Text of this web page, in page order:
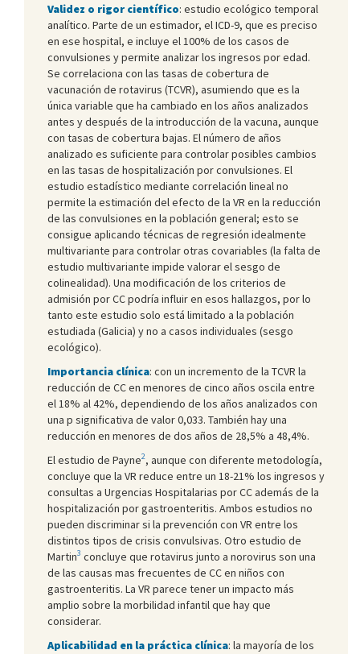
Validez o rigor científico: estudio ecológico temporal
analítico. Parte de un estimador, el ICD-9, que es preciso
en ese hospital, e incluye el 100% de los casos de
convulsiones y permite analizar los ingresos por edad.
Se correlaciona con las tasas de cobertura de
vacunación de rotavirus (TCVR), asumiendo que es la
única variable que ha cambiado en los años analizados
antes y después de la introducción de la vacuna, aunque
con tasas de cobertura bajas. El número de años
analizado es suficiente para controlar posibles cambios
en las tasas de hospitalización por convulsiones. El
estudio estadístico mediante correlación lineal no
permite la estimación del efecto de la VR en la reducción
de las convulsiones en la población general; esto se
consigue aplicando técnicas de regresión idealmente
multivariante para controlar otras covariables (la falta de
estudio multivariante impide valorar el sesgo de
colinealidad). Una modificación de los criterios de
admisión por CC podría influir en esos hallazgos, por lo
tanto este estudio solo está limitado a la población
estudiada (Galicia) y no a casos individuales (sesgo
ecológico).
Importancia clínica: con un incremento de la TCVR la
reducción de CC en menores de cinco años oscila entre
el 18% al 42%, dependiendo de los años analizados con
una p significativa de valor 0,033. También hay una
reducción en menores de dos años de 28,5% a 48,4%.
El estudio de Payne2, aunque con diferente metodología,
concluye que la VR reduce entre un 18-21% los ingresos y
consultas a Urgencias Hospitalarias por CC además de la
hospitalización por gastroenteritis. Ambos estudios no
pueden discriminar si la prevención con VR entre los
distintos tipos de crisis convulsivas. Otro estudio de
Martin3 concluye que rotavirus junto a norovirus son una
de las causas mas frecuentes de CC en niños con
gastroenteritis. La VR parece tener un impacto más
amplio sobre la morbilidad infantil que hay que
considerar.
Aplicabilidad en la práctica clínica: la mayoría de los